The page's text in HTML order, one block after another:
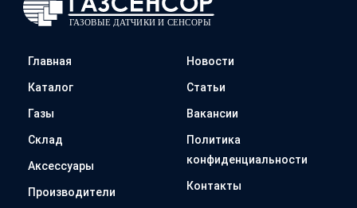
Главная
Каталог
Газы
Склад
Аксессуары
Производители
Новости
Статьи
Вакансии
Политика
конфиденциальности
Контакты